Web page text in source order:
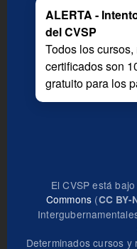
ALERTA -
del CVSP
Todos los
certificados son
gratuito para los
El CVSP está
Commons (CC BY-
Determinados cursos